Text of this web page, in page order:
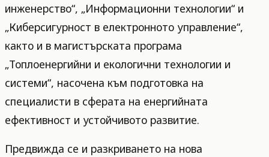
инженерство“, „Информационни технологии“ и
„Киберсигурност в електронното управление“,
както и в магистърската програма
„Топлоенергийни и екологични технологии и
системи“, насочена към подготовка на
специалисти в сферата на енергийната
ефективност и устойчивото развитие.
Предвижда се и разкриването на нова